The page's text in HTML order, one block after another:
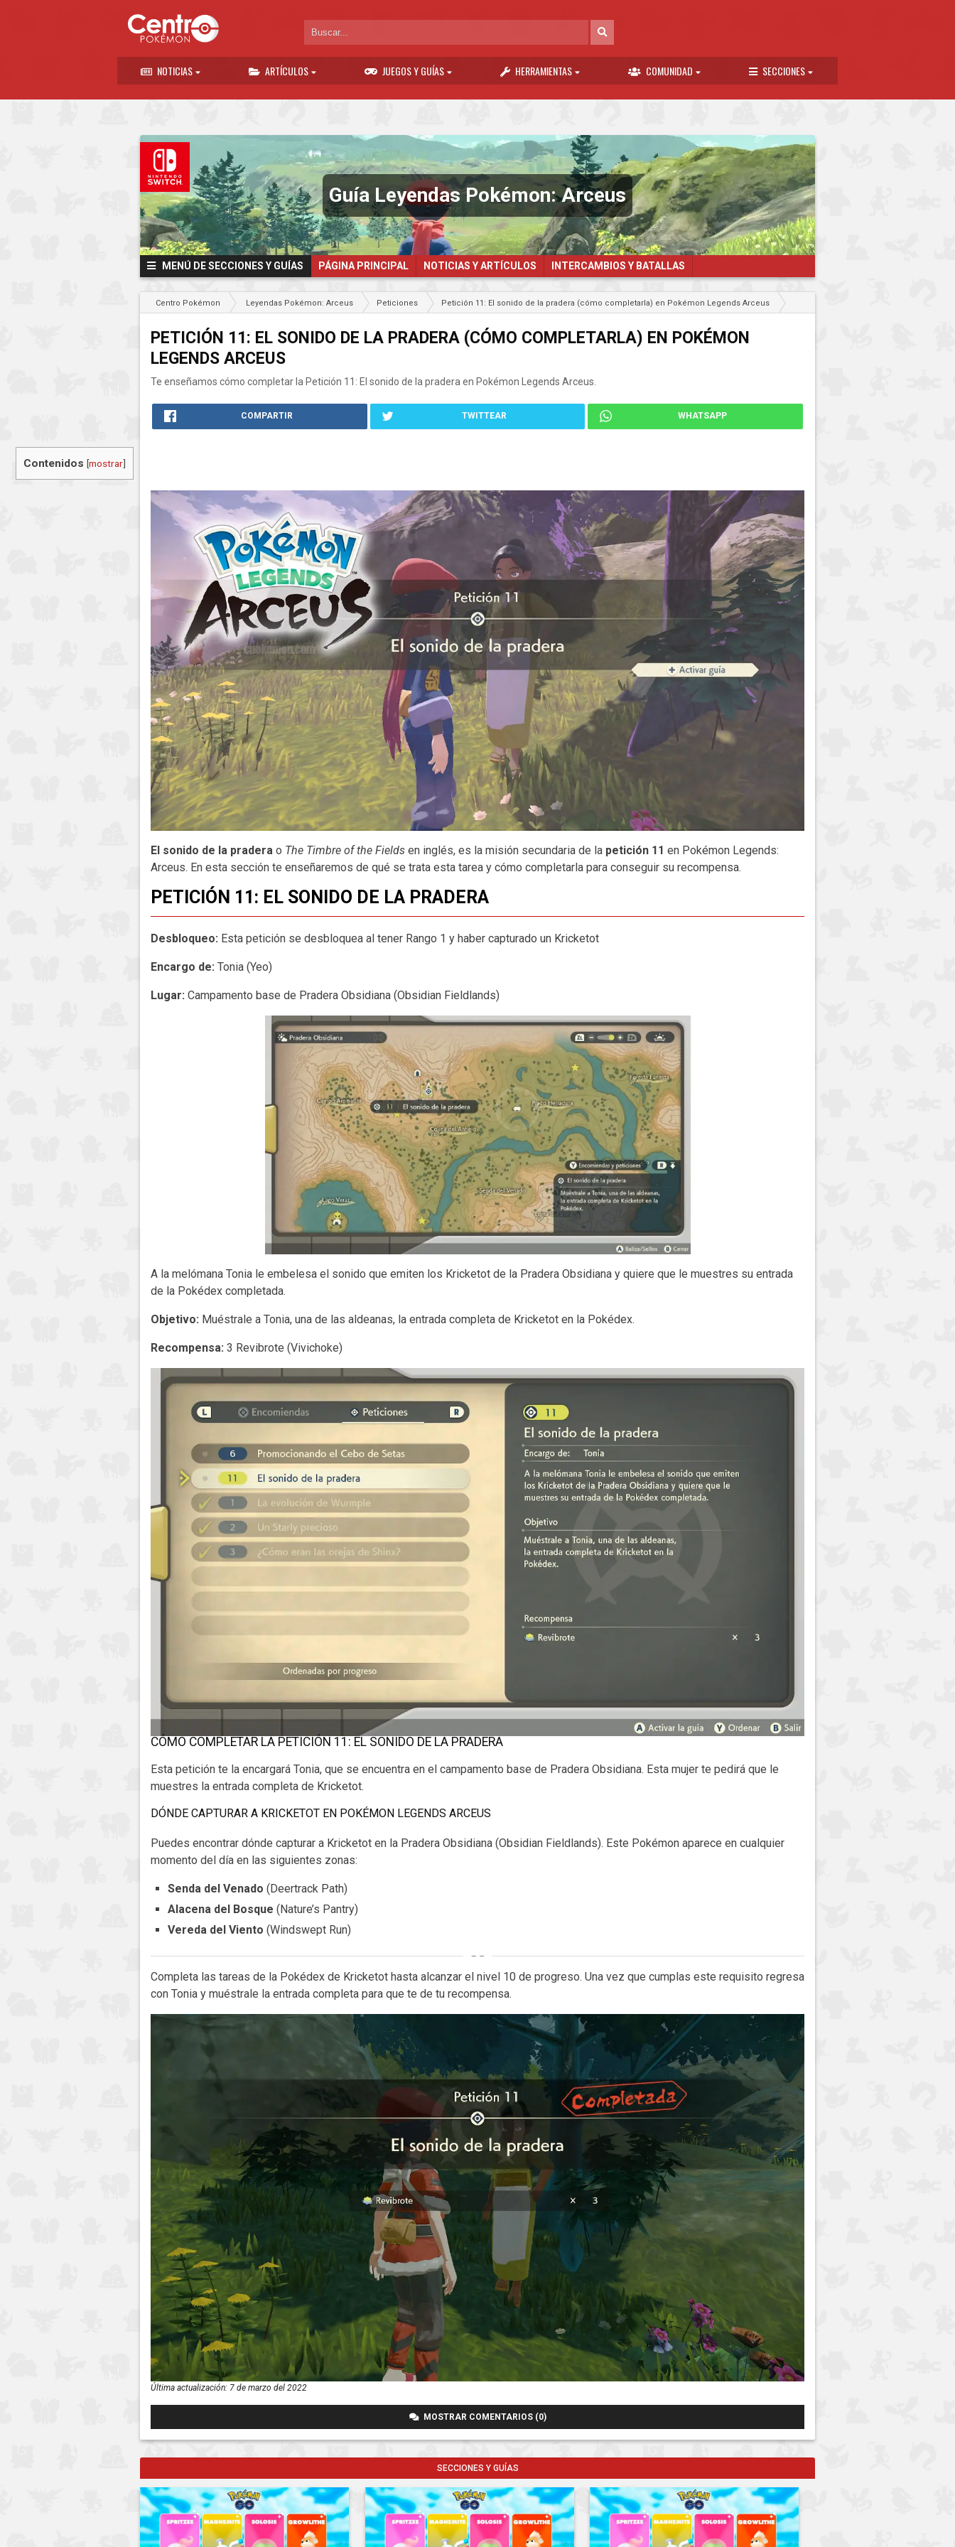
NOTICIAS ARTÍCULOS JUEGOS Y GUÍAS HERRAMIENTAS COMUNIDAD SECCIONES
Guía Leyendas Pokémon: Arceus
MENÚ DE SECCIONES Y GUÍAS PÁGINA PRINCIPAL NOTICIAS Y ARTÍCULOS INTERCAMBIOS Y BATALLAS
Centro Pokémon Leyendas Pokémon: Arceus Peticiones Petición 11: El sonido de la pradera (cómo completarla) en Pokémon Legends Arceus
PETICIÓN 11: EL SONIDO DE LA PRADERA (CÓMO COMPLETARLA) EN POKÉMON
LEGENDS ARCEUS
Te enseñamos cómo completar la Petición 11: El sonido de la pradera en Pokémon Legends Arceus.
COMPARTIR TWITTEAR WHATSAPP
Contenidos [mostrar]
El sonido de la pradera o The Timbre of the Fields en inglés, es la misión secundaria de la petición 11 en Pokémon Legends:
Arceus. En esta sección te enseñaremos de qué se trata esta tarea y cómo completarla para conseguir su recompensa.
PETICIÓN 11: EL SONIDO DE LA PRADERA
Desbloqueo: Esta petición se desbloquea al tener Rango 1 y haber capturado un Kricketot
Encargo de: Tonia (Yeo)
Lugar: Campamento base de Pradera Obsidiana (Obsidian Fieldlands)
A la melómana Tonia le embelesa el sonido que emiten los Kricketot de la Pradera Obsidiana y quiere que le muestres su entrada
de la Pokédex completada.
Objetivo: Muéstrale a Tonia, una de las aldeanas, la entrada completa de Kricketot en la Pokédex.
Recompensa: 3 Revibrote (Vivichoke)
CÓMO COMPLETAR LA PETICIÓN 11: EL SONIDO DE LA PRADERA
Esta petición te la encargará Tonia, que se encuentra en el campamento base de Pradera Obsidiana. Esta mujer te pedirá que le
muestres la entrada completa de Kricketot.
DÓNDE CAPTURAR A KRICKETOT EN POKÉMON LEGENDS ARCEUS
Puedes encontrar dónde capturar a Kricketot en la Pradera Obsidiana (Obsidian Fieldlands). Este Pokémon aparece en cualquier
momento del día en las siguientes zonas:
Senda del Venado (Deertrack Path)
Alacena del Bosque (Nature’s Pantry)
Vereda del Viento (Windswept Run)
Completa las tareas de la Pokédex de Kricketot hasta alcanzar el nivel 10 de progreso. Una vez que cumplas este requisito regresa
con Tonia y muéstrale la entrada completa para que te de tu recompensa.
Última actualización: 7 de marzo del 2022
MOSTRAR COMENTARIOS (0)
SECCIONES Y GUÍAS